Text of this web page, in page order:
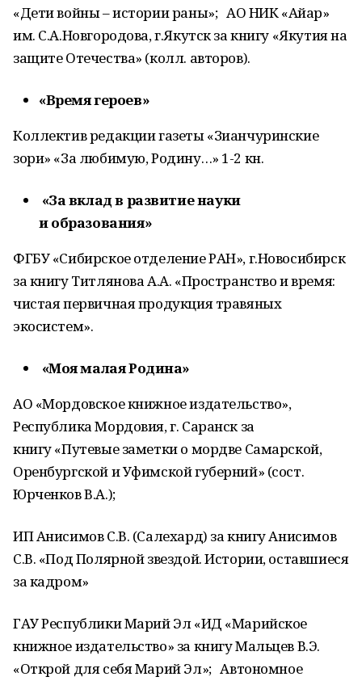
«Дети войны – истории раны»; АО НИК «Айар»
им. С.А.Новгородова, г.Якутск за книгу «Якутия на
защите Отечества» (колл. авторов).
«Время героев»
Коллектив редакции газеты «Зианчуринские
зори» «За любимую, Родину…» 1-2 кн.
«За вклад в развитие науки
и образования»
ФГБУ «Сибирское отделение РАН», г.Новосибирск
за книгу Титлянова А.А. «Пространство и время:
чистая первичная продукция травяных
экосистем».
«Моя малая Родина»
АО «Мордовское книжное издательство»,
Республика Мордовия, г. Саранск за
книгу «Путевые заметки о мордве Самарской,
Оренбургской и Уфимской губерний» (сост.
Юрченков В.А.);
ИП Анисимов С.В. (Салехард) за книгу Анисимов
С.В. «Под Полярной звездой. Истории, оставшиеся
за кадром»
ГАУ Республики Марий Эл «ИД «Марийское
книжное издательство» за книгу Мальцев В.Э.
«Открой для себя Марий Эл»; Автономное